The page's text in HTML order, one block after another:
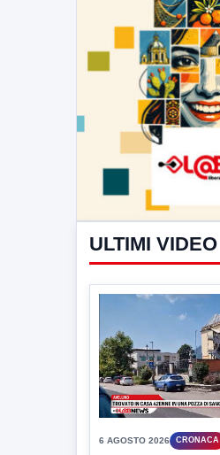
ULTIMI VIDEO
6 AGOSTO 2026 CRONACA